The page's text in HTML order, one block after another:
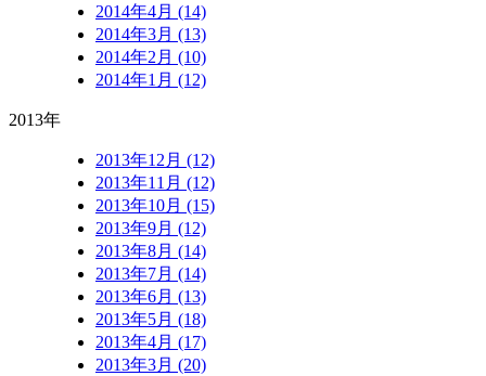
2014年4月 (14)
2014年3月 (13)
2014年2月 (10)
2014年1月 (12)
2013年
2013年12月 (12)
2013年11月 (12)
2013年10月 (15)
2013年9月 (12)
2013年8月 (14)
2013年7月 (14)
2013年6月 (13)
2013年5月 (18)
2013年4月 (17)
2013年3月 (20)